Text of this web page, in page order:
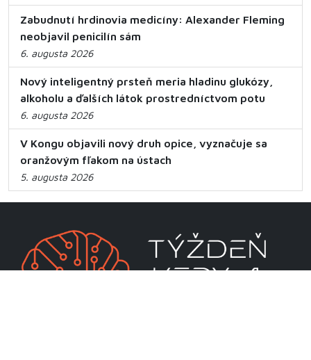
Zabudnutí hrdinovia medicíny: Alexander Fleming
neobjavil penicilín sám
6. augusta 2026
Nový inteligentný prsteň meria hladinu glukózy,
alkoholu a ďalších látok prostredníctvom potu
6. augusta 2026
V Kongu objavili nový druh opice, vyznačuje sa
oranžovým fľakom na ústach
5. augusta 2026